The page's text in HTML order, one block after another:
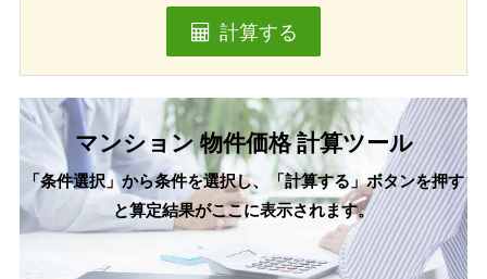
計算する
マンション 物件価格 計算ツール
「条件選択」から条件を選択し、「計算する」ボタンを押す
と算定結果がここに表示されます。